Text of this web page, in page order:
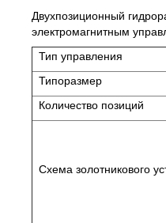
Двухпозиционный
электромагнитным
Тип
Типоразмер
Количество позиций
Схема золотникового